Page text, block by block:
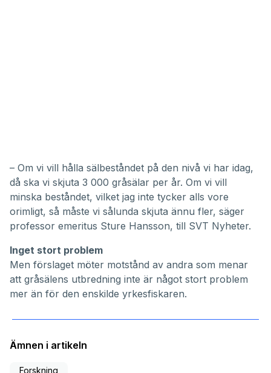
– Om vi vill hålla sälbeståndet på den nivå vi har idag,
då ska vi skjuta 3 000 gråsälar per år. Om vi vill
minska beståndet, vilket jag inte tycker alls vore
orimligt, så måste vi sålunda skjuta ännu fler, säger
professor emeritus Sture Hansson, till SVT Nyheter.
Inget stort problem
Men förslaget möter motstånd av andra som menar
att gråsälens utbredning inte är något stort problem
mer än för den enskilde yrkesfiskaren.
Ämnen i artikeln
Forskning